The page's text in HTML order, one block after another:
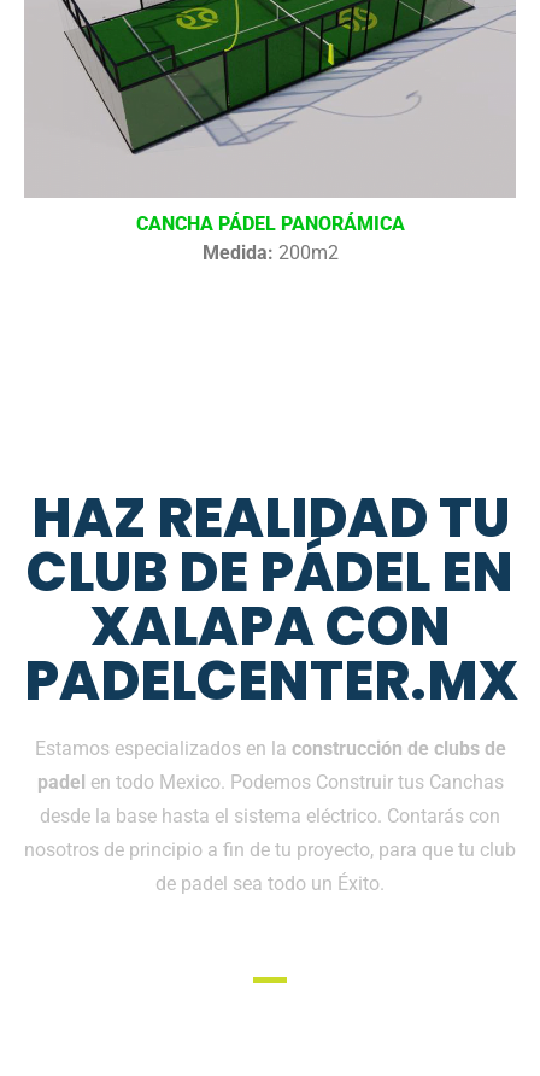
CANCHA PÁDEL PANORÁMICA
Medida: 200m2
HAZ REALIDAD TU
CLUB DE PÁDEL EN
XALAPA CON
PADELCENTER.MX
Estamos especializados en la construcción de clubs de
padel en todo Mexico. Podemos Construir tus Canchas
desde la base hasta el sistema eléctrico. Contarás con
nosotros de principio a fin de tu proyecto, para que tu club
de padel sea todo un Éxito.